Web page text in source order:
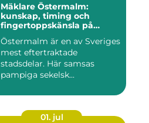
Mäklare Östermalm:
kunskap, timing och
fingertoppskänsla på
stockholms mest klassiska
adress
Östermalm är en av Sveriges
mest eftertraktade
stadsdelar. Här samsas
pampiga sekelsk...
01. jul